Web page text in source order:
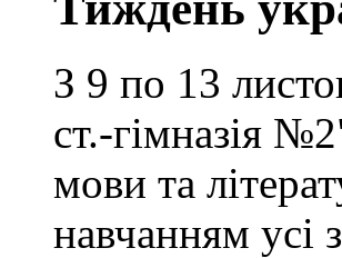
З 9 по 13
ст.-гімназія
мови та
навчанням усі